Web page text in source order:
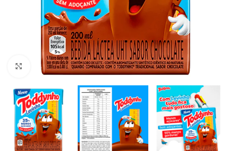
Clique para ampliar